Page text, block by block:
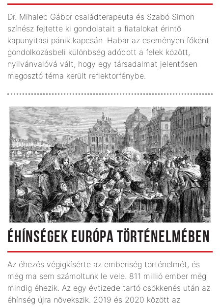
Dr. Mihalec Gábor családterapeuta és Szabó Simon
színész fejtette ki gondolatait a fiatalokat érintő
kapunyitási pánik kapcsán. Habár az eseményen főként
gondolkozásbeli különbség adódott a felek között,
nyilvánvalóvá vált, hogy egy társadalmat jelentősen
megosztó téma került reflektorfénybe.
ÉHÍNSÉGEK EURÓPA TÖRTÉNELMÉBEN
Az éhezés végigkísérte az emberiség történelmét, és
még ma sem számoltunk le vele. 811 millió ember még
mindig éhezik. Az egy évtizede tartó csökkenés után az
éhínség újra növekszik. 2019 és 2020 között az